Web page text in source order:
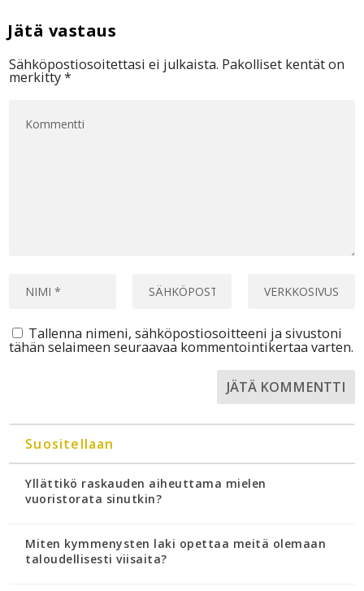
Sähköpostiosoitettasi ei julkaista. Pakolliset kentät on
merkitty*
Tallenna nimeni, sähköpostiosoitteeni ja sivustoni
tähän selaimeen seuraavaa kommentointikertaa varten.
Suositellaan
Yllättikö raskauden aiheuttama mielen
vuoristorata sinutkin?
Miten kymmenysten laki opettaa meitä olemaan
taloudellisesti viisaita?